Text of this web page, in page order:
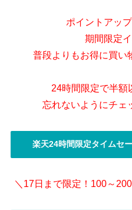
ポイントアッ
期間限定
普段よりもお得に買い
24時間限定で半額
忘れないようにチェ
楽天24時間限定タイムセ
＼17日まで限定！100～